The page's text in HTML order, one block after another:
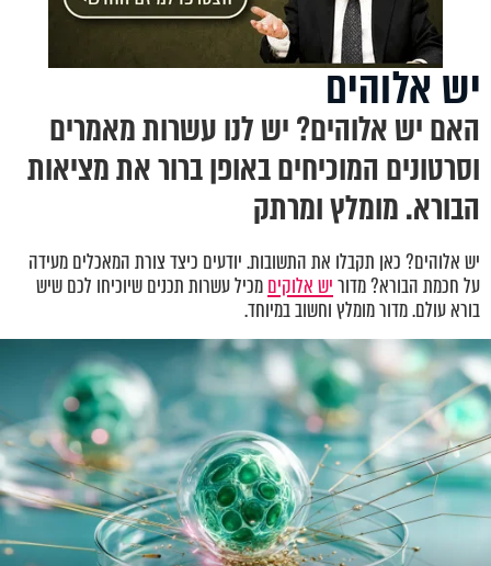
יש אלוהים
האם יש אלוהים? יש לנו עשרות מאמרים
וסרטונים המוכיחים באופן ברור את מציאות
הבורא. מומלץ ומרתק
יש אלוהים? כאן תקבלו את התשובות. יודעים כיצד צורת המאכלים מעידה
על חכמת הבורא? מדוריש אלוקיםמכיל עשרות תכנים שיוכיחו לכם שיש
בורא עולם. מדור מומלץ וחשוב במיוחד.